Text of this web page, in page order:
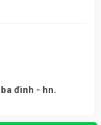
đình - hn.